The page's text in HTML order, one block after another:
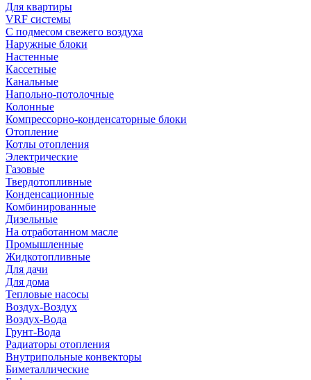
Для квартиры
VRF системы
С подмесом свежего воздуха
Наружные блоки
Настенные
Кассетные
Канальные
Напольно-потолочные
Колонные
Компрессорно-конденсаторные блоки
Отопление
Котлы отопления
Электрические
Газовые
Твердотопливные
Конденсационные
Комбинированные
Дизельные
На отработанном масле
Промышленные
Жидкотопливные
Для дачи
Для дома
Тепловые насосы
Воздух-Воздух
Воздух-Вода
Грунт-Вода
Радиаторы отопления
Внутрипольные конвекторы
Биметаллические